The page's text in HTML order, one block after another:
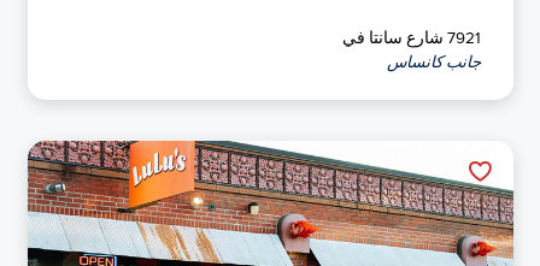
7921 شارع سانتا في
جانب كانساس